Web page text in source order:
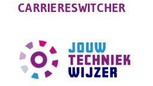
CARRIERESWITCHER